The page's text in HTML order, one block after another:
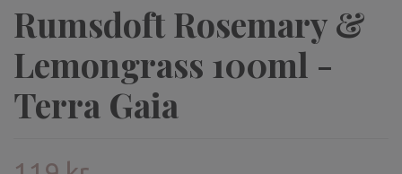
Rumsdoft Rosemary &
Lemongrass 100ml -
Terra Gaia